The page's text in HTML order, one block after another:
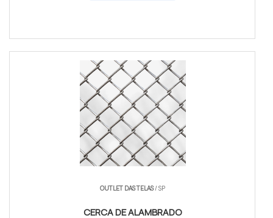
OUTLET DAS TELAS/ SP
CERCA DE ALAMBRADO